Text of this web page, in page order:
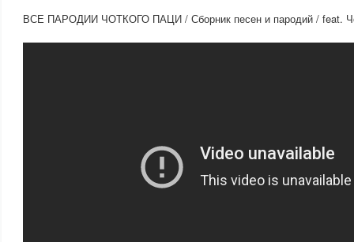
ВСЕ ПАРОДИИ ЧОТКОГО ПАЦИ / Сборник песен и пародий / feat.